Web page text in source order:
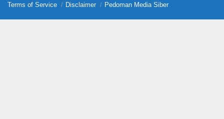
Terms of Service
Disclaimer Pedoman Media Siber